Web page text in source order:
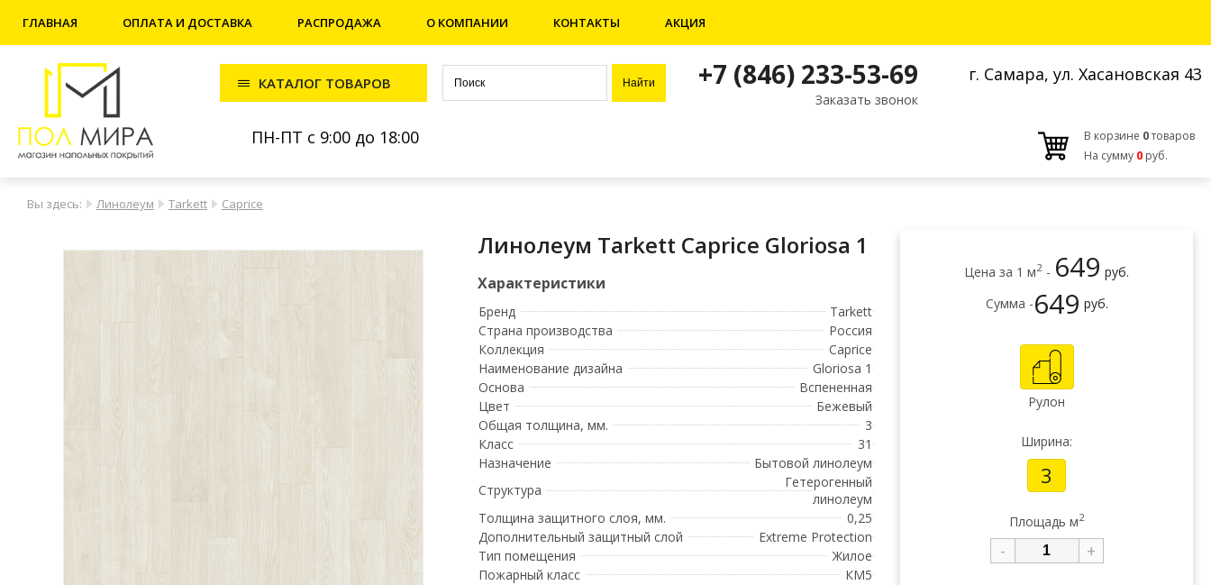
ГЛАВНАЯ ОПЛАТА И ДОСТАВКА РАСПРОДАЖА О КОМПАНИИ КОНТАКТЫ АКЦИЯ
КАТАЛОГ ТОВАРОВ +7 (846) 233-53-69
Заказать звонок
г. Самара, ул. Хасановская 43
ПН-ПТ с 9:00 до 18:00 В корзине 0товаров
На сумму 0 руб.
Вы здесь: Линолеум Tarkett Caprice
Линолеум Tarkett Caprice Gloriosa 1
Бренд
Tarkett
Страна производства
Россия
Коллекция
Caprice
Наименование дизайна
Gloriosa 1
Основа
Вспененная
Цвет
Бежевый
Общая толщина, мм.
3
Класс
31
Назначение
Бытовой линолеум
Структура
Гетерогенный
линолеум
Толщина защитного слоя, мм.
0,25
Дополнительный защитный слой
Extreme Protection
Тип помещения
Жилое
Пожарный класс
КМ5
Цена за 1 м2 - 649 руб.
Сумма -649 руб.
Рулон
Ширина:
3
Площадь м2
- +